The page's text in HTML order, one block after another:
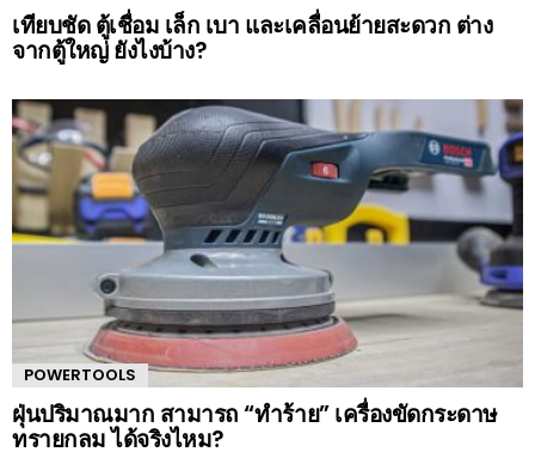
เทียบชัด ตู้เชื่อม เล็ก เบา และเคลื่อนย้ายสะดวก ต่าง
จากตู้ใหญ่ ยังไงบ้าง?
POWERTOOLS
ฝุ่นปริมาณมาก สามารถ “ทำร้าย” เครื่องขัดกระดาษ
ทรายกลม ได้จริงไหม?